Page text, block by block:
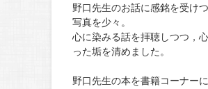
野口先生のお話に感銘を受け
写真を少々。
心に染みる話を拝聴しつつ，
った垢を清めました。
野口先生の本を書籍コーナー